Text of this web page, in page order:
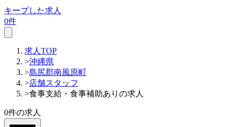
キープした求人
0件
求人TOP
>沖縄県
>島尻郡南風原町
>店舗スタッフ
>食事支給・食事補助ありの求人
0件の求人